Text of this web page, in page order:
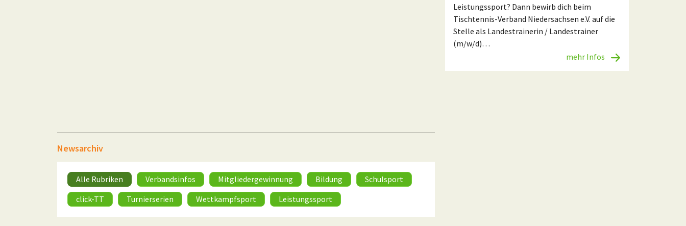
Leistungssport? Dann bewirb dich beim
Tischtennis-Verband Niedersachsen e.V. auf die
Stelle als Landestrainerin / Landestrainer
(m/w/d)…
mehr Infos
Newsarchiv
Alle Rubriken Verbandsinfos Mitgliedergewinnung Bildung
Schulsport
click-TT
Turnierserien Wettkampfsport Leistungssport